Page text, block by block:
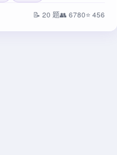
📝 20 题👥 6780⭐ 456